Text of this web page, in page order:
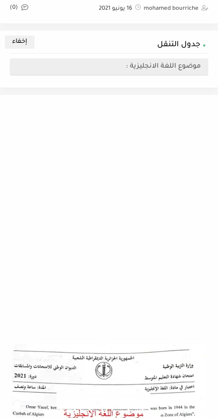
mohamed bourriche 16 يونيو 2021 (0)
جدول التنقل
موضوع اللغة الانجليزية :